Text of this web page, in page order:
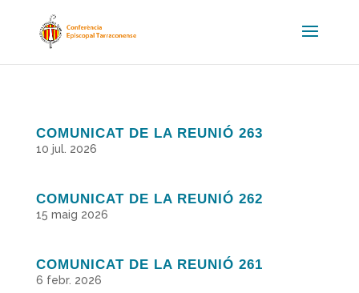
COMUNICAT DE LA REUNIÓ 263
10 jul. 2026
COMUNICAT DE LA REUNIÓ 262
15 maig 2026
COMUNICAT DE LA REUNIÓ 261
6 febr. 2026